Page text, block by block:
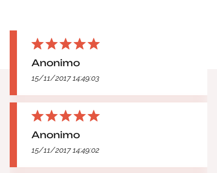
Anonimo
15/11/2017 14:49:03
Anonimo
15/11/2017 14:49:02